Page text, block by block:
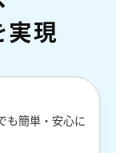
実現
も簡単・安心に